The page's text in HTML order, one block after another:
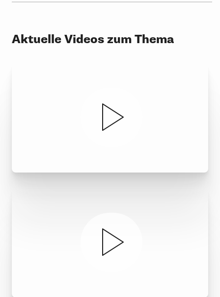
Aktuelle Videos zum Thema